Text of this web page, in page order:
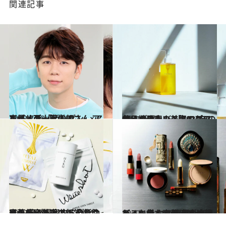
関連記事
2022.7.29
声優・西山宏太朗さん×アルビオン 「ビハダン」アンバサダー就任！
ビューティ＆ヘルス 2021.12.12
使い続けたいスキンケア名品を発表！美容のプロ15人が選んだ 「2021年のマイベストコスメ」
ビューティ＆ヘルス
2022.6.30
齋藤 薫が提案するこれからの美容 トレンド分析こそキレイの近道！ 今、注目したい美容の新常識11
ビューティ＆ヘルス 2022.1.2
モノに対する価値観が変わった今 コスメの未来はどこへ行く？ 残るもの消えるものを齋藤 薫が追求
ビューティ＆ヘルス